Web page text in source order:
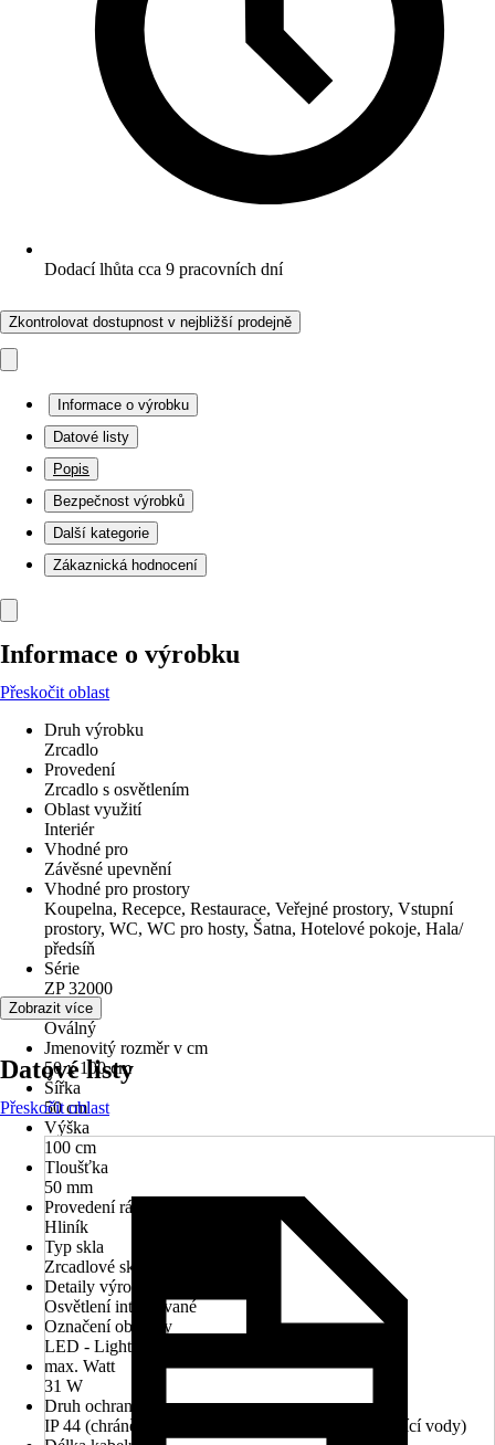
Dodací lhůta cca 9 pracovních dní
Zkontrolovat dostupnost v nejbližší prodejně
Informace o výrobku
Datové listy
Popis
Bezpečnost výrobků
Další kategorie
Zákaznická hodnocení
Informace o výrobku
Přeskočit oblast
Druh výrobku
Zrcadlo
Provedení
Zrcadlo s osvětlením
Oblast využití
Interiér
Vhodné pro
Závěsné upevnění
Vhodné pro prostory
Koupelna, Recepce, Restaurace, Veřejné prostory, Vstupní
prostory, WC, WC pro hosty, Šatna, Hotelové pokoje, Hala/
předsíň
Série
ZP 32000
Tvar
Oválný
Jmenovitý rozměr v cm
50 x 100 cm
Šířka
50 cm
Výška
100 cm
Tloušťka
50 mm
Provedení rámu
Hliník
Typ skla
Zrcadlové sklo
Detaily výrobku
Osvětlení integrované
Označení objímky
LED - Light Ermitting Diode
max. Watt
31 W
Druh ochrany
IP 44 (chráněno před vniknutím cizích těles a stříkající vody)
Zobrazit více
Datové listy
Přeskočit oblast